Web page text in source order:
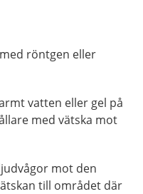
röntgen eller
vatten eller gel på
med vätska mot
mot den
till området där